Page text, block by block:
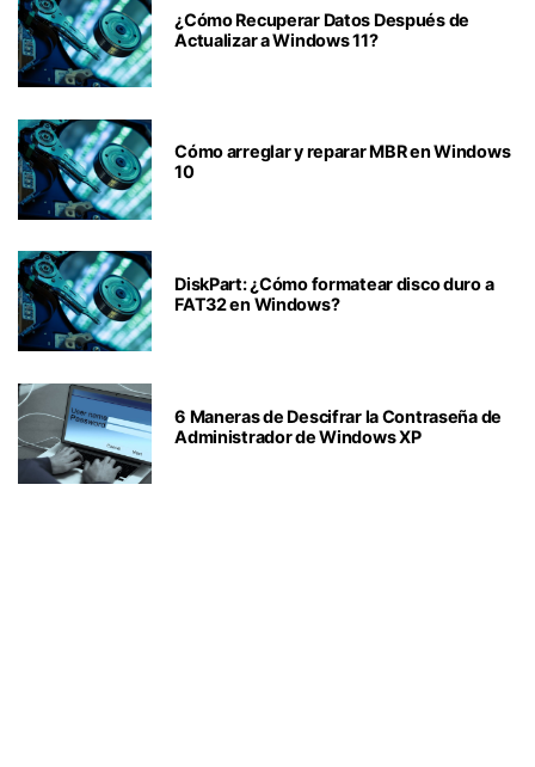
¿Cómo Recuperar Datos Después de
Actualizar a Windows 11?
Cómo arreglar y reparar MBR en Windows
10
DiskPart: ¿Cómo formatear disco duro a
FAT32 en Windows?
6 Maneras de Descifrar la Contraseña de
Administrador de Windows XP